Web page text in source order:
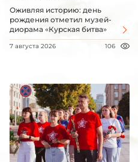
Оживляя историю: день
рождения отметил музей-
диорама «Курская битва»
7 августа 2026 106